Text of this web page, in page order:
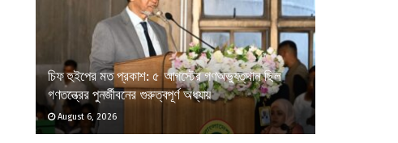
চিফ হুইপের মত প্রকাশ: ৫ আগস্টের গণঅভ্যুত্থান ছিল
গণতন্ত্রের পুনর্জীবনের গুরুত্বপূর্ণ অধ্যায়
August 6, 2026